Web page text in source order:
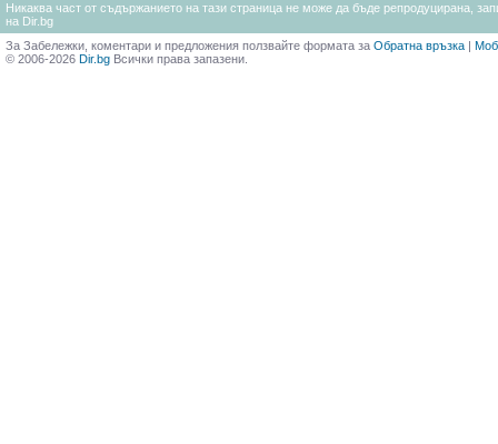
Никаква част от съдържанието на тази страница не може да бъде репродуцирана,
на Dir.bg
За Забележки, коментари и предложения ползвайте формата за Обратна връзка |
© 2006-2026 Dir.bg Всички права запазени.